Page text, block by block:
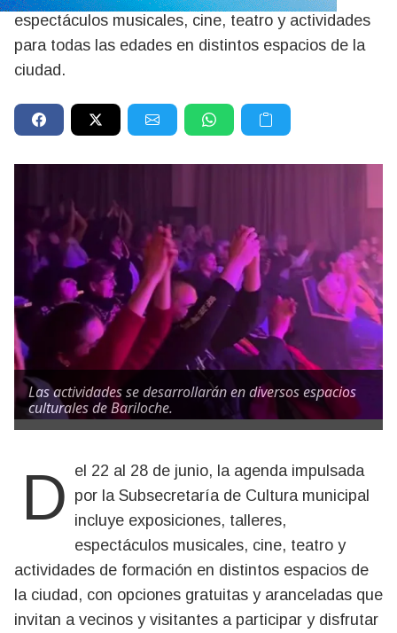
espectáculos musicales, cine, teatro y actividades
para todas las edades en distintos espacios de la
ciudad.
Las actividades se desarrollarán en diversos espacios
culturales de Bariloche.
Del 22 al 28 de junio, la agenda impulsada por la Subsecretaría de Cultura municipal
incluye exposiciones, talleres,
espectáculos musicales, cine, teatro y
actividades de formación en distintos espacios de
la ciudad, con opciones gratuitas y aranceladas que
invitan a vecinos y visitantes a participar y disfrutar